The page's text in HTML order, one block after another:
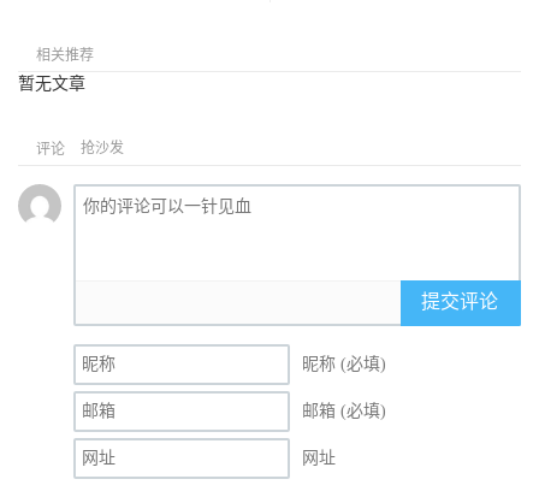
相关推荐
暂无文章
评论 抢沙发
提交评论
昵称 (必填)
邮箱 (必填)
网址